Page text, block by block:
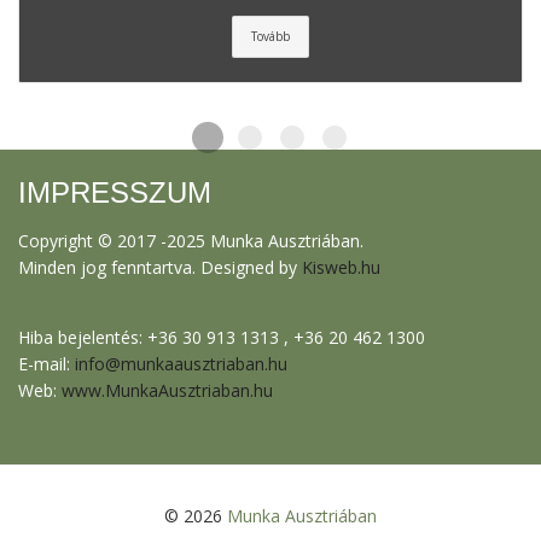
Tovább
IMPRESSZUM
Copyright © 2017 -2025 Munka Ausztriában.
Minden jog fenntartva. Designed by Kisweb.hu
Hiba bejelentés: +36 30 913 1313 , +36 20 462 1300
E-mail: info@munkaausztriaban.hu
Web: www.MunkaAusztriaban.hu
© 2026 Munka Ausztriában